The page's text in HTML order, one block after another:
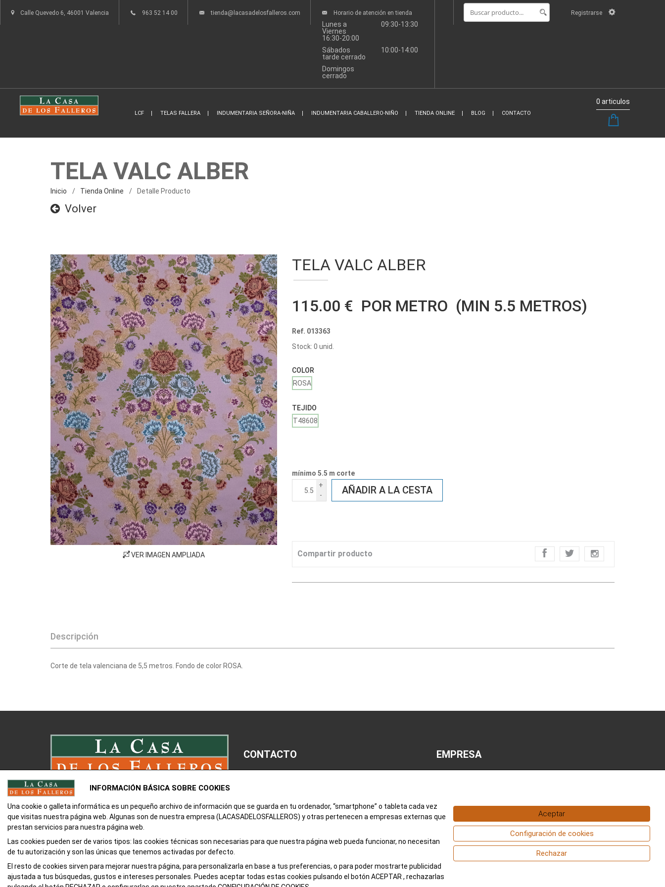
Calle Quevedo 6, 46001 Valencia 963 52 14 00 tienda@lacasadelosfalleros.com Horario de atención en tienda
Lunes a
Viernes
09:30-13:30
16:30-20:00
Sábados
10:00-14:00
tarde cerrado
Domingos
cerrado
Registrarse
LCF TELAS FALLERA INDUMENTARIA SEÑORA-NIÑA INDUMENTARIA CABALLERO-NIÑO TIENDA ONLINE BLOG CONTACTO
0 articulos
TELA VALC ALBER
Inicio Tienda Online Detalle Producto
Volver
VER IMAGEN AMPLIADA
TELA VALC ALBER
115.00 € POR METRO (MIN 5.5 METROS)
Ref. 013363
Stock: 0 unid.
COLOR
ROSA
TEJIDO
T48608
mínimo 5.5 m corte
+
-
AÑADIR A LA CESTA
Compartir producto
Descripción
Corte de tela valenciana de 5,5 metros. Fondo de color ROSA.
CONTACTO
tienda@lacasadelosfalleros.com
46001 Valencia
EMPRESA
Política de privacidad y cookies
Condiciones de compra
INFORMACIÓN BÁSICA SOBRE COOKIES
Una cookie o galleta informática es un pequeño archivo de información que se guarda en tu ordenador, “smartphone” o tableta cada vez
que visitas nuestra página web. Algunas son de nuestra empresa (LACASADELOSFALLEROS) y otras pertenecen a empresas externas que
prestan servicios para nuestra página web.
Las cookies pueden ser de varios tipos: las cookies técnicas son necesarias para que nuestra página web pueda funcionar, no necesitan
de tu autorización y son las únicas que tenemos activadas por defecto.
El resto de cookies sirven para mejorar nuestra página, para personalizarla en base a tus preferencias, o para poder mostrarte publicidad
ajustada a tus búsquedas, gustos e intereses personales. Puedes aceptar todas estas cookies pulsando el botón ACEPTAR , rechazarlas
Aceptar
Configuración de cookies
Rechazar